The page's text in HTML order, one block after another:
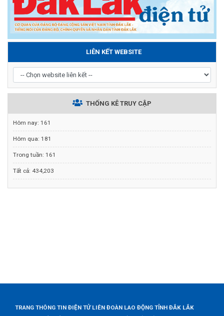
LIÊN KẾT WEBSITE
THỐNG KÊ TRUY CẬP
Hôm nay: 161
Hôm qua: 181
Trong tuần: 161
Tất cả: 434,203
TRANG THÔNG TIN ĐIỆN TỬ LIÊN ĐOÀN LAO ĐỘNG TỈNH ĐẮK LẮK